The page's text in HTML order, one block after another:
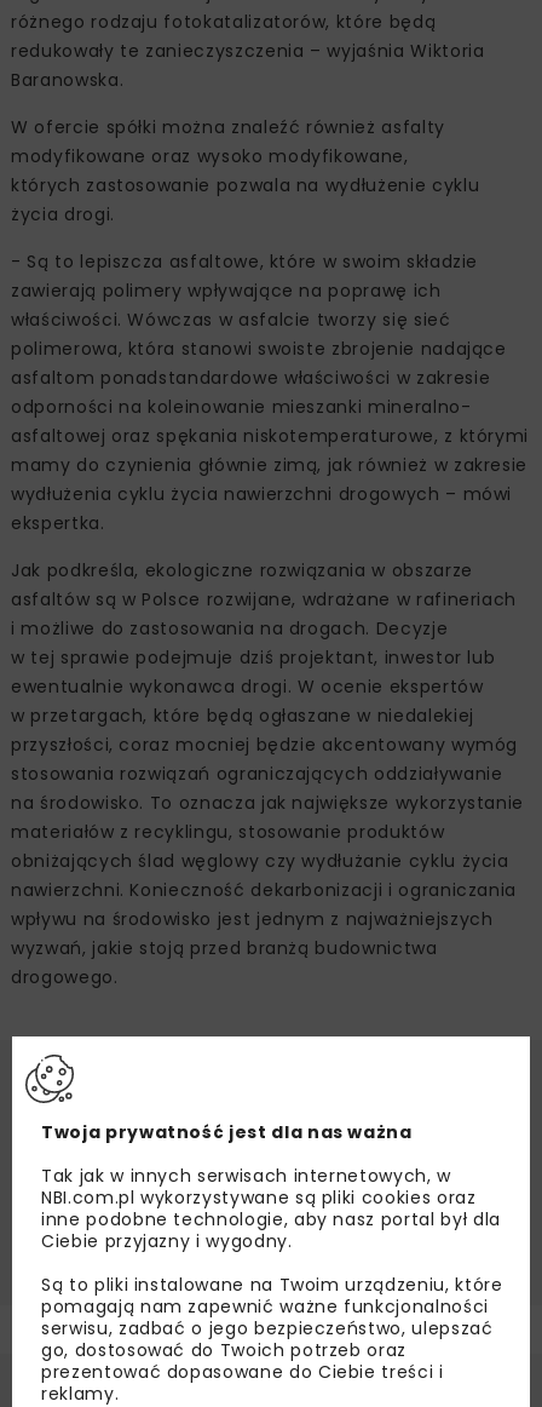
różnego rodzaju fotokatalizatorów, które będą
redukowały te zanieczyszczenia – wyjaśnia Wiktoria
Baranowska.
W ofercie spółki można znaleźć również asfalty
modyfikowane oraz wysoko modyfikowane,
których zastosowanie pozwala na wydłużenie cyklu
życia drogi.
- Są to lepiszcza asfaltowe, które w swoim składzie
zawierają polimery wpływające na poprawę ich
właściwości. Wówczas w asfalcie tworzy się sieć
polimerowa, która stanowi swoiste zbrojenie nadające
asfaltom ponadstandardowe właściwości w zakresie
odporności na koleinowanie mieszanki mineralno-
asfaltowej oraz spękania niskotemperaturowe, z którymi
mamy do czynienia głównie zimą, jak również w zakresie
wydłużenia cyklu życia nawierzchni drogowych – mówi
ekspertka.
Jak podkreśla, ekologiczne rozwiązania w obszarze
asfaltów są w Polsce rozwijane, wdrażane w rafineriach
i możliwe do zastosowania na drogach. Decyzje
w tej sprawie podejmuje dziś projektant, inwestor lub
ewentualnie wykonawca drogi. W ocenie ekspertów
w przetargach, które będą ogłaszane w niedalekiej
przyszłości, coraz mocniej będzie akcentowany wymóg
stosowania rozwiązań ograniczających oddziaływanie
na środowisko. To oznacza jak największe wykorzystanie
materiałów z recyklingu, stosowanie produktów
obniżających ślad węglowy czy wydłużanie cyklu życia
nawierzchni. Konieczność dekarbonizacji i ograniczania
wpływu na środowisko jest jednym z najważniejszych
wyzwań, jakie stoją przed branżą budownictwa
drogowego.
Źródło:
ASFALT BUDOWA DRÓG
DROGOWNICTWO
INFRASTRUKTURA
INWESTYCJE DROGOWE
ORLEN
PRZEMYSŁ TECHNOLOGIA
TRANSPORT
ZIELONY ŁAD
Twoja prywatność jest dla nas ważna
Tak jak w innych serwisach internetowych, w
NBI.com.pl wykorzystywane są pliki cookies oraz
inne podobne technologie, aby nasz portal był dla
Ciebie przyjazny i wygodny.
Są to pliki instalowane na Twoim urządzeniu, które
pomagają nam zapewnić ważne funkcjonalności
serwisu, zadbać o jego bezpieczeństwo, ulepszać
go, dostosować do Twoich potrzeb oraz
prezentować dopasowane do Ciebie treści i
reklamy.